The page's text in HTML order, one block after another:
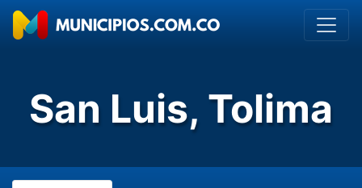
San Luis, Tolima